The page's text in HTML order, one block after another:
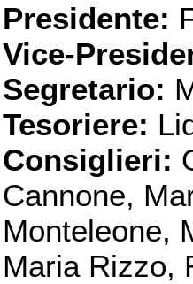
Presidente:
Vice-
Segretario:
Tesoriere:
Consiglieri:
Cannone,
Monteleone,
Maria Rizzo,